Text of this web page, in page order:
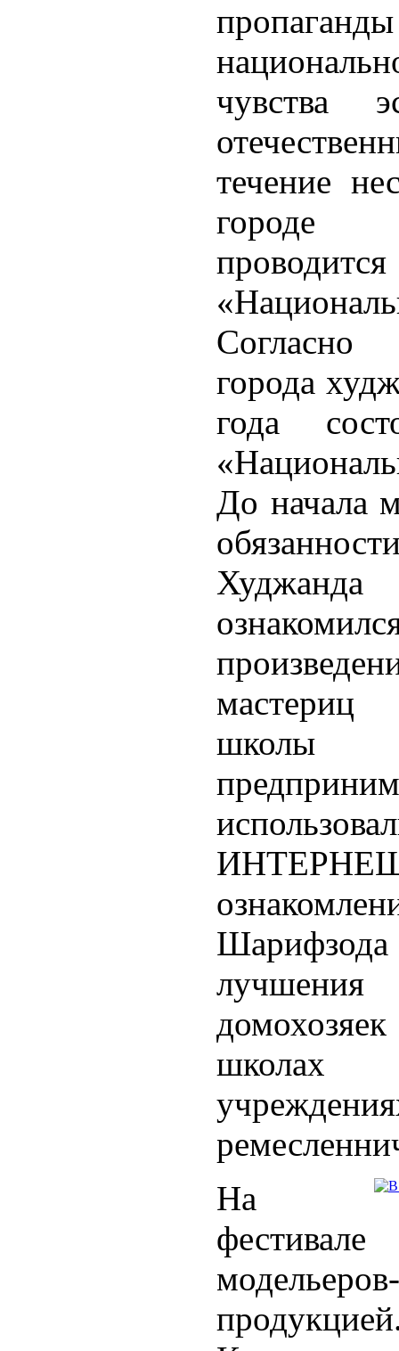
чувства
течение
городе
Согласно
города
года
До начала
мастериц
лучшения
школах
На